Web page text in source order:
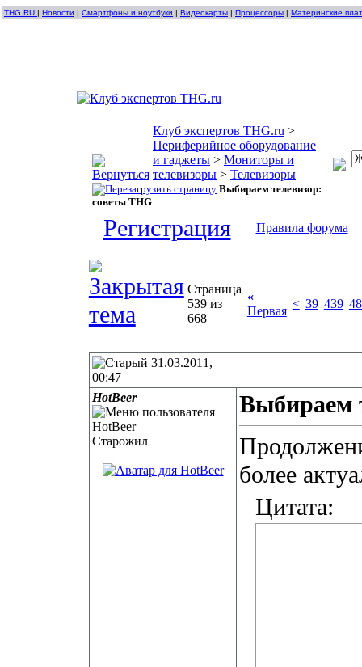
THG.RU | Новости | Смартфоны и ноутбуки | Видеокарты | Процессоры | Материнские
Клуб экспертов THG.ru >
Периферийное оборудование
и гаджеты > Мониторы и
телевизоры > Телевизоры
Выбираем телевизор:
советы THG
Регистрация Правила форума
Страница
539 из
668
«
Первая
< 39 439
31.03.2011,
00:47
HotBeer
Старожил
Выбираем
более
Цитата: